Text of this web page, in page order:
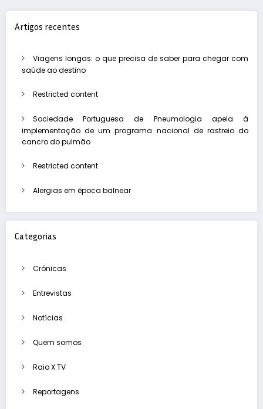
Artigos recentes
Viagens longas: o que precisa de saber para chegar com
saúde ao destino
Restricted content
Sociedade Portuguesa de Pneumologia apela à
implementação de um programa nacional de rastreio do
cancro do pulmão
Restricted content
Alergias em época balnear
Categorias
Crónicas
Entrevistas
Notícias
Quem somos
Raio X TV
Reportagens